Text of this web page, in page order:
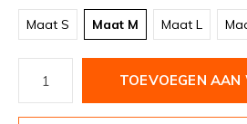
Maat S Maat M Maat L
TOEVOEGEN AAN